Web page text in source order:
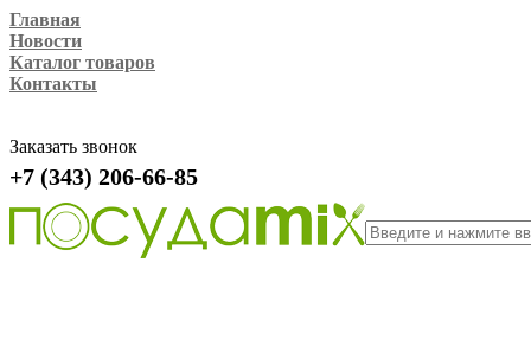
Главная
Новости
Каталог товаров
Контакты
Заказать звонок
+7 (343) 206-66-85